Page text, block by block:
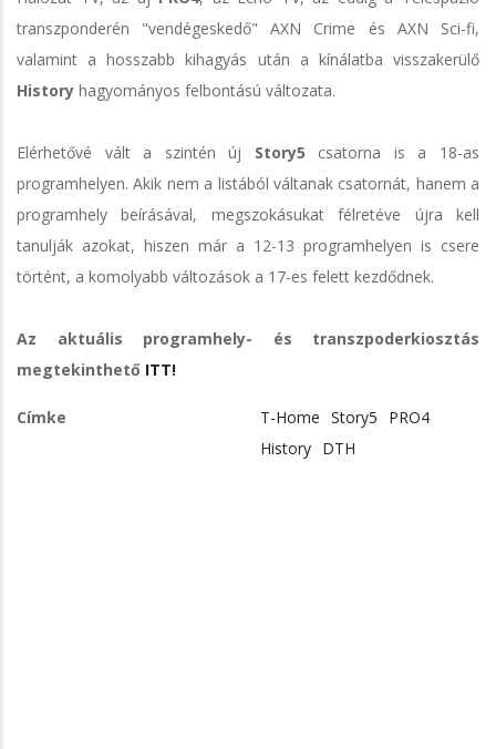
transzponderén "vendégeskedő" AXN Crime és AXN Sci-fi,
valamint a hosszabb kihagyás után a kínálatba visszakerülő
History hagyományos felbontású változata.
Elérhetővé vált a szintén új Story5 csatorna is a 18-as
programhelyen. Akik nem a listából váltanak csatornát, hanem a
programhely beírásával, megszokásukat félretéve újra kell
tanulják azokat, hiszen már a 12-13 programhelyen is csere
történt, a komolyabb változások a 17-es felett kezdődnek.
Az aktuális programhely- és transzpoderkiosztás
megtekinthető ITT!
Címke T-Home Story5
PRO4
History DTH